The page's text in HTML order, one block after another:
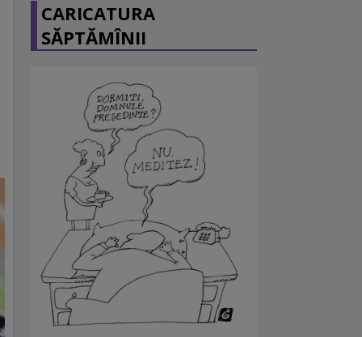
CARICATURA
SĂPTĂMÎNII